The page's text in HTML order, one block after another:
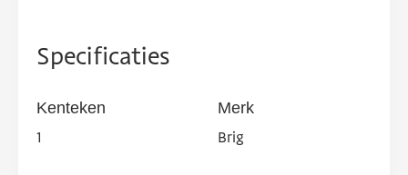
Specificaties
Kenteken
1
Merk
Brig